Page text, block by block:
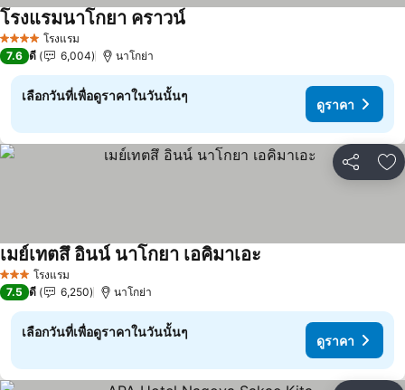
4 ดาว โรงแรม
โรงแรมนาโกยา คราวน์ดูราคา
7.6 ดี 6,004 นาโกย่า
เลือกวันที่เพื่อดูราคาในวันนั้นๆ
ดูราคา
แชร์ เ
3 ดาว โรงแรม
เมย์เทตสึ อินน์ นาโกยา เอคิมาเอะ
7.5 ดี 6,250 นาโกย่า
เลือกวันที่เพื่อดูราคาในวันนั้นๆ
ดูราคา